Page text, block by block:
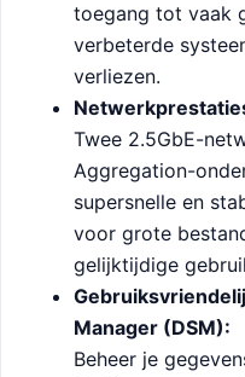
toegang tot vaak
verbeterde
verliezen.
Twee 2.5GbE-
Aggregation-
supersnelle en
voor grote
gelijktijdige
Manager (DSM):
Beheer je